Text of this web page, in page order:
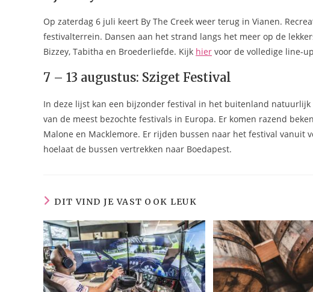
Op zaterdag 6 juli keert By The Creek weer terug in Vianen.
festivalterrein. Dansen aan het strand langs het meer op de
Bizzey, Tabitha en Broederliefde. Kijk hier voor de volledige line-
7 – 13 augustus: Sziget Festival
In deze lijst kan een bijzonder festival in het buitenland natuurlijk
van de meest bezochte festivals in Europa. Er komen razend
Malone en Macklemore. Er rijden bussen naar het festival vanuit
hoelaat de bussen vertrekken naar Boedapest.
DIT VIND JE VAST OOK LEUK